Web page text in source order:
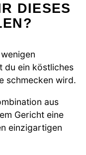
DIESES
du ein köstliches
schmecken wird.
aus
Gericht eine
einzigartigen